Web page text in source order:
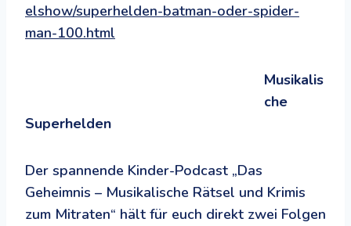
elshow/superhelden-batman-oder-spider-
man-100.html
Musikalis
che
Superhelden
Der spannende Kinder-Podcast „Das
Geheimnis – Musikalische Rätsel und Krimis
zum Mitraten“ hält für euch direkt zwei Folgen